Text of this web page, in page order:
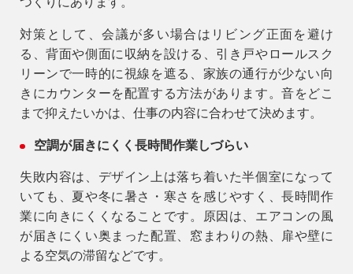
対策として、会議が多い場合はリビング正面を避け
る、背面や側面に収納を設ける、引き戸やロールスク
リーンで一時的に視線を遮る、家族の通行が少ない向
きにカウンターを配置する方法があります。音をどこ
まで抑えたいかは、仕事の内容に合わせて決めます。
空調が届きにくく長時間作業しづらい
失敗内容は、デザイン上は落ち着いた半個室になって
いても、夏や冬に暑さ・寒さを感じやすく、長時間作
業に向きにくくなることです。原因は、エアコンの風
が届きにくい奥まった配置、窓まわりの熱、扉や壁に
よる空気の滞留などです。